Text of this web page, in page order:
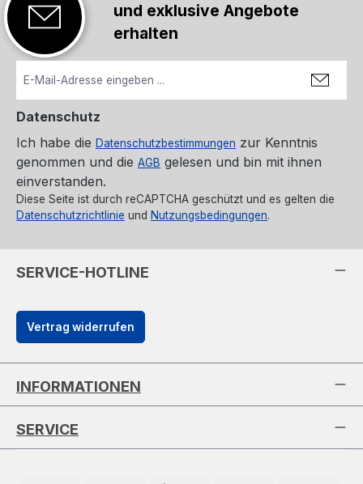
und exklusive Angebote
erhalten
Datenschutz
Ich habe die Datenschutzbestimmungen zur Kenntnis
genommen und die AGB gelesen und bin mit ihnen
einverstanden.
Diese Seite ist durch reCAPTCHA geschützt und es gelten die
Datenschutzrichtlinie und Nutzungsbedingungen.
SERVICE-HOTLINE
Vertrag widerrufen
INFORMATIONEN
SERVICE